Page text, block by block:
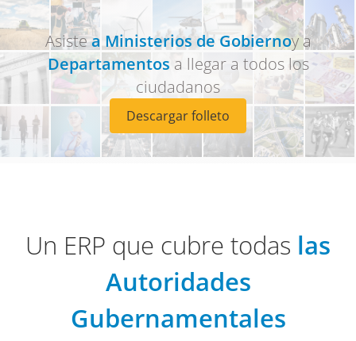
Asistea Ministerios de Gobiernoy a
Departamentos a llegar a todos los
ciudadanos
Descargar folleto
Un ERP que cubre todas las
Autoridades
Gubernamentales